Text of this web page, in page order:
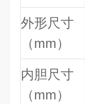
外形尺寸
（mm）
内胆尺寸
（mm）